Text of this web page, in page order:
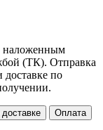
наложенным
(ТК). Отправка
доставке по
Оплата